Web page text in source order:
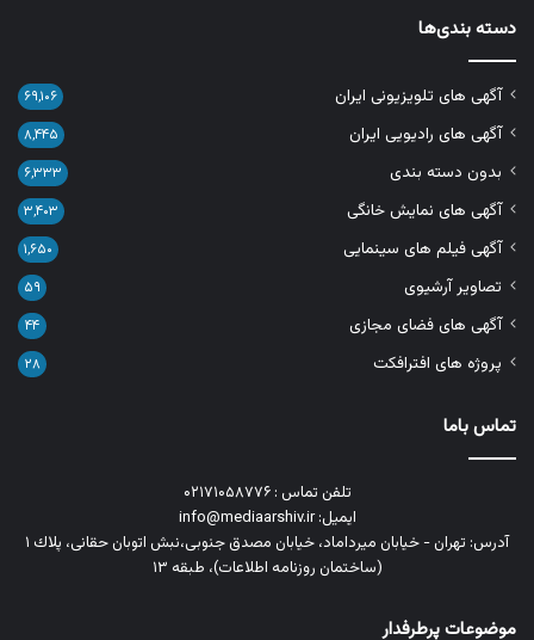
دسته بندی‌ها
آگهی های تلویزیونی ایران ۶۹,۱۰۶
آگهی های رادیویی ایران ۸,۴۴۵
بدون دسته بندی ۶,۳۳۳
آگهی های نمایش خانگی ۳,۴۰۳
آگهی فیلم های سینمایی ۱,۶۵۰
تصاویر آرشیوی ۵۹
آگهی های فضای مجازی ۴۴
پروژه های افترافکت ۲۸
تماس باما
تلفن تماس : ۰۲۱۷۱۰۵۸۷۷۶
ایمیل: info@mediaarshiv.ir
آدرس: تهران - خیابان میرداماد، خیابان مصدق جنوبی،نبش اتوبان حقانی، پلاك ١
(ساختمان روزنامه اطلاعات)، طبقه ۱۳
موضوعات پرطرفدار